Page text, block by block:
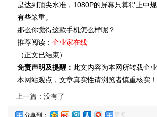
是达到顶尖水准，1080P的屏幕只算得上中
有些笨重。
那么你觉得这款手机怎么样呢？
推荐阅读： 企业家在线
（正文已结束）
免责声明及提醒： 此文内容为本网所转载企
本网站观点，文章真实性请浏览者慎重核实
上一篇：没有了
分享到： 更多